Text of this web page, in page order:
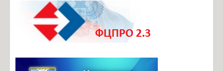
Документы ОО
Телефоны доверия
Безопасный маршрут в школу
Центр профориентационного и карьерного сопровождения